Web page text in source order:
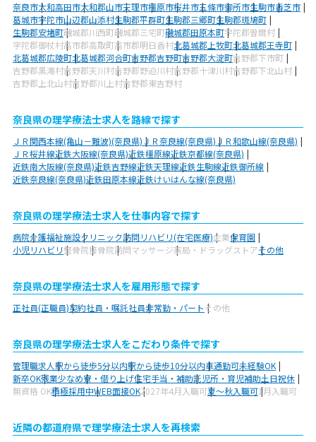
奈良市大和高田市大和郡山市天理市橿原市桜井市五條市御所市生駒市香芝市
葛城市宇陀市山辺郡山添村生駒郡平群町生駒郡三郷町生駒郡斑鳩町
生駒郡安堵町磯城郡川西町磯城郡三宅町磯城郡田原本町宇陀郡曽爾村
宇陀郡御杖村高市郡高取町高市郡明日香村北葛城郡上牧町北葛城郡王寺町
北葛城郡広陵町北葛城郡河合町吉野郡吉野町吉野郡大淀町吉野郡下市町
吉野郡黒滝村吉野郡天川村吉野郡野迫川村吉野郡十津川村吉野郡下北山村
吉野郡上北山村吉野郡川上村吉野郡東吉野村
奈良県の理学療法士求人を路線で探す
ＪＲ関西本線(亀山－難波)(奈良県)ＪＲ奈良線(奈良県)ＪＲ和歌山線(奈良県)
ＪＲ桜井線近鉄大阪線(奈良県)近鉄橿原線近鉄京都線(奈良県)
近鉄南大阪線(奈良県)近鉄吉野線近鉄天理線近鉄生駒線近鉄御所線
近鉄奈良線(奈良県)近鉄田原本線近鉄けいはんな線(奈良県)
奈良県の理学療法士求人を仕事内容で探す
病院介護福祉施設クリニック訪問リハビリ(在宅医療)企業保育園
小児リハビリ整骨院接骨院訪問マッサージ薬局・ドラッグストアその他
奈良県の理学療法士求人を雇用形態で探す
正社員(正職員)契約社員・嘱託社員非常勤・パートその他
奈良県の理学療法士求人をこだわり条件で探す
管理職求人駅から徒歩5分以内駅から徒歩10分以内車通勤可未経験OK
新卒OK残業少なめ寮・借り上げ住宅手当・補助託児所・育児補助土日祝休
無資格 OK積極採用中WEB面接OK2027年4月入職可夏～秋入職可1月入職可
近隣の都道府県で理学療法士求人を再検索